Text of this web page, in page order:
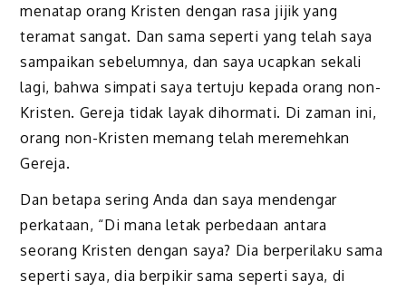
menatap orang Kristen dengan rasa jijik yang
teramat sangat. Dan sama seperti yang telah saya
sampaikan sebelumnya, dan saya ucapkan sekali
lagi, bahwa simpati saya tertuju kepada orang non-
Kristen. Gereja tidak layak dihormati. Di zaman ini,
orang non-Kristen memang telah meremehkan
Gereja.
Dan betapa sering Anda dan saya mendengar
perkataan, “Di mana letak perbedaan antara
seorang Kristen dengan saya? Dia berperilaku sama
seperti saya, dia berpikir sama seperti saya, di